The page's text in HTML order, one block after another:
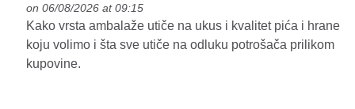
on 06/08/2026 at 09:15
Kako vrsta ambalaže utiče na ukus i kvalitet pića i hrane
koju volimo i šta sve utiče na odluku potrošača prilikom
kupovine.